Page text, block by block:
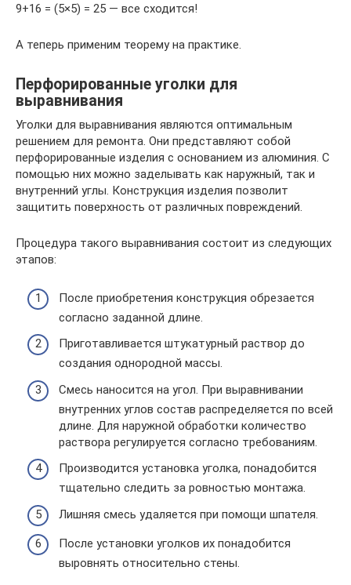
9+16 = (5×5) = 25 — все сходится!
А теперь применим теорему на практике.
Перфорированные уголки для
выравнивания
Уголки для выравнивания являются оптимальным
решением для ремонта. Они представляют собой
перфорированные изделия с основанием из алюминия. С
помощью них можно заделывать как наружный, так и
внутренний углы. Конструкция изделия позволит
защитить поверхность от различных повреждений.
Процедура такого выравнивания состоит из следующих
этапов:
После приобретения конструкция обрезается
согласно заданной длине.
Приготавливается штукатурный раствор до
создания однородной массы.
Смесь наносится на угол. При выравнивании
внутренних углов состав распределяется по всей
длине. Для наружной обработки количество
раствора регулируется согласно требованиям.
Производится установка уголка, понадобится
тщательно следить за ровностью монтажа.
Лишняя смесь удаляется при помощи шпателя.
После установки уголков их понадобится
выровнять относительно стены.